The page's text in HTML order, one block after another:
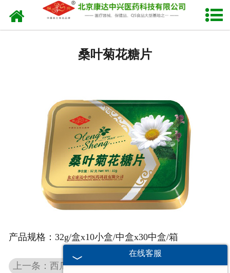
网站首页
甘草糖片系列
健胃消食系列
******贴系列
桑叶菊花糖片
产品规格： 32g/盒x10小盒/中盒x30中盒/箱
上一条：西瓜爽薄荷糖
在线客服